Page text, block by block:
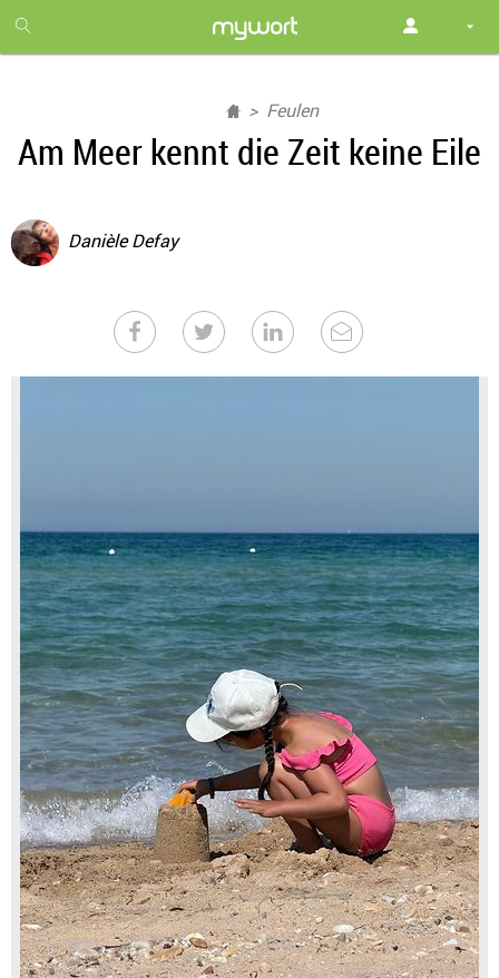
month
free
Feulen
Am Meer kennt die Zeit keine Eile
Danièle Defay